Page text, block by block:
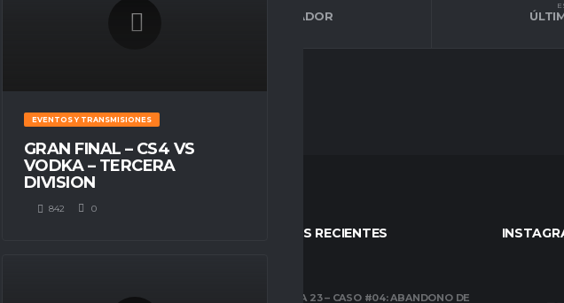
EVENTOS Y TRANSMISIONES
GRAN FINAL – CS4 VS
VODKA – TERCERA
DIVISION
842 0
ESTADÍSTICAS DEL JUGADOR
ENTRADAS RECIENTES
TEMPORADA 23 – CASO #04: ABANDONO DE